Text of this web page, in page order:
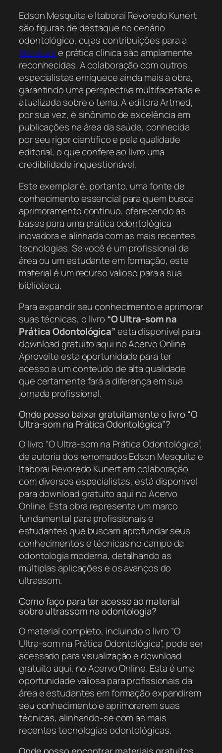
Edson Mesquita e Itaborai Revoredo Kunert
são figuras de destaque no cenário
odontológico, cujas contribuições para a
literaturae prática clínica são amplamente
reconhecidas. A colaboração com outros
especialistas enriquece ainda mais a obra,
garantindo uma perspectiva multifacetada e
atualizada sobre o tema. A editora Artmed,
por sua vez, é sinônimo de excelência em
publicações na área da saúde, conhecida
por seu rigor científico e pela qualidade
editorial, o que confere ao livro uma
credibilidade inquestionável.
Este exemplar é, portanto, uma fonte de
conhecimento essencial para quem busca
aprimoramento contínuo, oferecendo as
bases para uma prática odontológica
inovadora e alinhada com as mais recentes
tecnologias. Se você é um profissional da
área ou um estudante em formação, este
material é um recurso valioso para a sua
biblioteca.
Para expandir seu conhecimento e aprimorar
suas técnicas, o livro “O Ultra-som na
Prática Odontológica”está disponível para
download gratuito aqui no Acervo Online.
Aproveite esta oportunidade para ter
acesso a um conteúdo de alta qualidade
que certamente fará a diferença em sua
jornada profissional.
Onde posso baixar gratuitamente o livro “O
Ultra-som na Prática Odontológica”?
O livro “O Ultra-som na Prática Odontológica”,
de autoria dos renomados Edson Mesquita e
Itaborai Revoredo Kunert em colaboração
com diversos especialistas, está disponível
para download gratuito aqui no Acervo
Online. Esta obra representa um marco
fundamental para profissionais e
estudantes que buscam aprofundar seus
conhecimentos e técnicas no campo da
odontologia moderna, detalhando as
múltiplas aplicações e os avanços do
ultrassom.
Como faço para ter acesso ao material
sobre ultrassom na odontologia?
O material completo, incluindo o livro “O
Ultra-som na Prática Odontológica”, pode ser
acessado para visualização e download
gratuito aqui, no Acervo Online. Esta é uma
oportunidade valiosa para profissionais da
área e estudantes em formação expandirem
seu conhecimento e aprimorarem suas
técnicas, alinhando-se com as mais
recentes tecnologias odontológicas.